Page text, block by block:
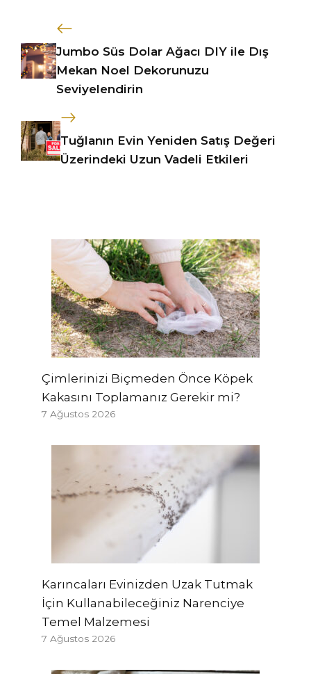
Jumbo Süs Dolar Ağacı DIY ile Dış
Mekan Noel Dekorunuzu
Seviyelendirin
Tuğlanın Evin Yeniden Satış Değeri
Üzerindeki Uzun Vadeli Etkileri
Çimlerinizi Biçmeden Önce Köpek
Kakasını Toplamanız Gerekir mi?
7 Ağustos 2026
Karıncaları Evinizden Uzak Tutmak
İçin Kullanabileceğiniz Narenciye
Temel Malzemesi
7 Ağustos 2026